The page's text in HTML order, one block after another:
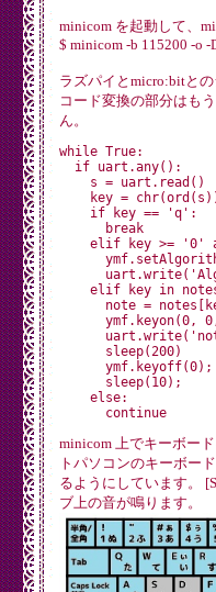
minicom を起動して、
$ minicom -b 115200 -o
ラズパイとmicro:bitと
コード変換の部分はも
ん。
while True:
  if uart.any():
    s = uart.read()
key =
    if key == 'q':
      break
elif key >= '0'
elif key in
note =
ymf.keyon(0,
      sleep(200)
      ymf.keyoff(0);
      sleep(10);
    else:
      continue
minicom 上でキーボー
トパソコンのキーボー
るようにしています。
ブ上の音が鳴ります。